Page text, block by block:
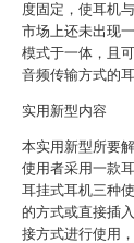
度固定，使耳机
市场上还未出现
模式于一体，且
音频传输方式的耳
实用新型内容
本实用新型所要
使用者采用一款
耳挂式耳机三种
的方式或直接插
接方式进行使用